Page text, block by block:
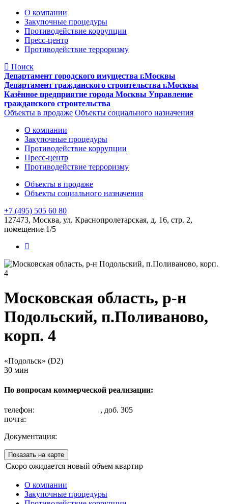
О компании
Закупочные процедуры
Противодействие коррупции
Пресс-центр
Противодействие терроризму
Поиск
Департамент городского имущества г.Москвы
Департамент гражданского строительства г.Москвы
Казённое предприятие города Москвы Управление
гражданского строительства
Объекты в продаже Объекты социального назначения
О компании
Закупочные процедуры
Противодействие коррупции
Пресс-центр
Противодействие терроризму
Объекты в продаже
Объекты социального назначения
+7 (495) 505 60 80
127473, Москва, ул. Краснопролетарская, д. 16, стр. 2,
помещение 1/5
Московская область, р-н
Подольский, п.Поливаново,
корп. 4
«Подольск» (D2)
30 мин
По вопросам коммерческой реализации:
телефон:
, доб. 305
почта:
Документация:
Показать на карте
Скоро ожидается новый объем квартир
О компании
Закупочные процедуры